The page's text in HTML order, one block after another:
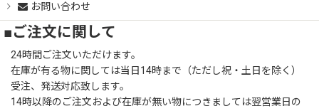
お問い合わせ
■ご注文に関して
24時間ご注文いただけます。
在庫が有る物に関しては当日14時まで（ただし祝・土日を除く）
受注、発送対応致します。
14時以降のご注文および在庫が無い物につきましては翌営業日の